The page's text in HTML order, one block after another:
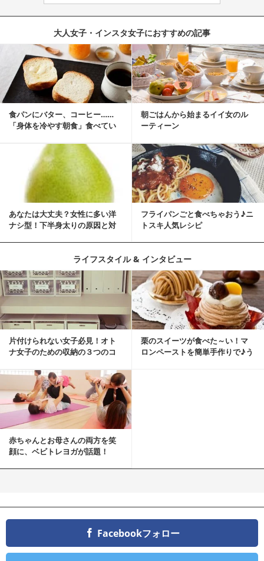
大人女子・インスタ女子におすすめの記事
食パンにバター、コーヒー……
「身体を冷やす朝食」食べてい
朝ごはんから始まるイイ女のル
ーティーン
あなたは大丈夫？女性に多い洋
ナシ型！下半身太りの原因と対
フライパンごと食べちゃおう♪ニ
トスキ人気レシピ
ライフスタイル & インタビュー
片付けられない女子必見！オト
ナ女子のための収納の３つのコ
栗のスイーツが食べた～い！マ
ロンペーストを簡単手作りで♪う
赤ちゃんとお母さんの両方を笑
顔に、ベビトレヨガが話題！
Facebookフォロー